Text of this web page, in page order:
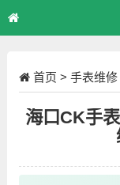
首页 > 手表维修
海口CK手